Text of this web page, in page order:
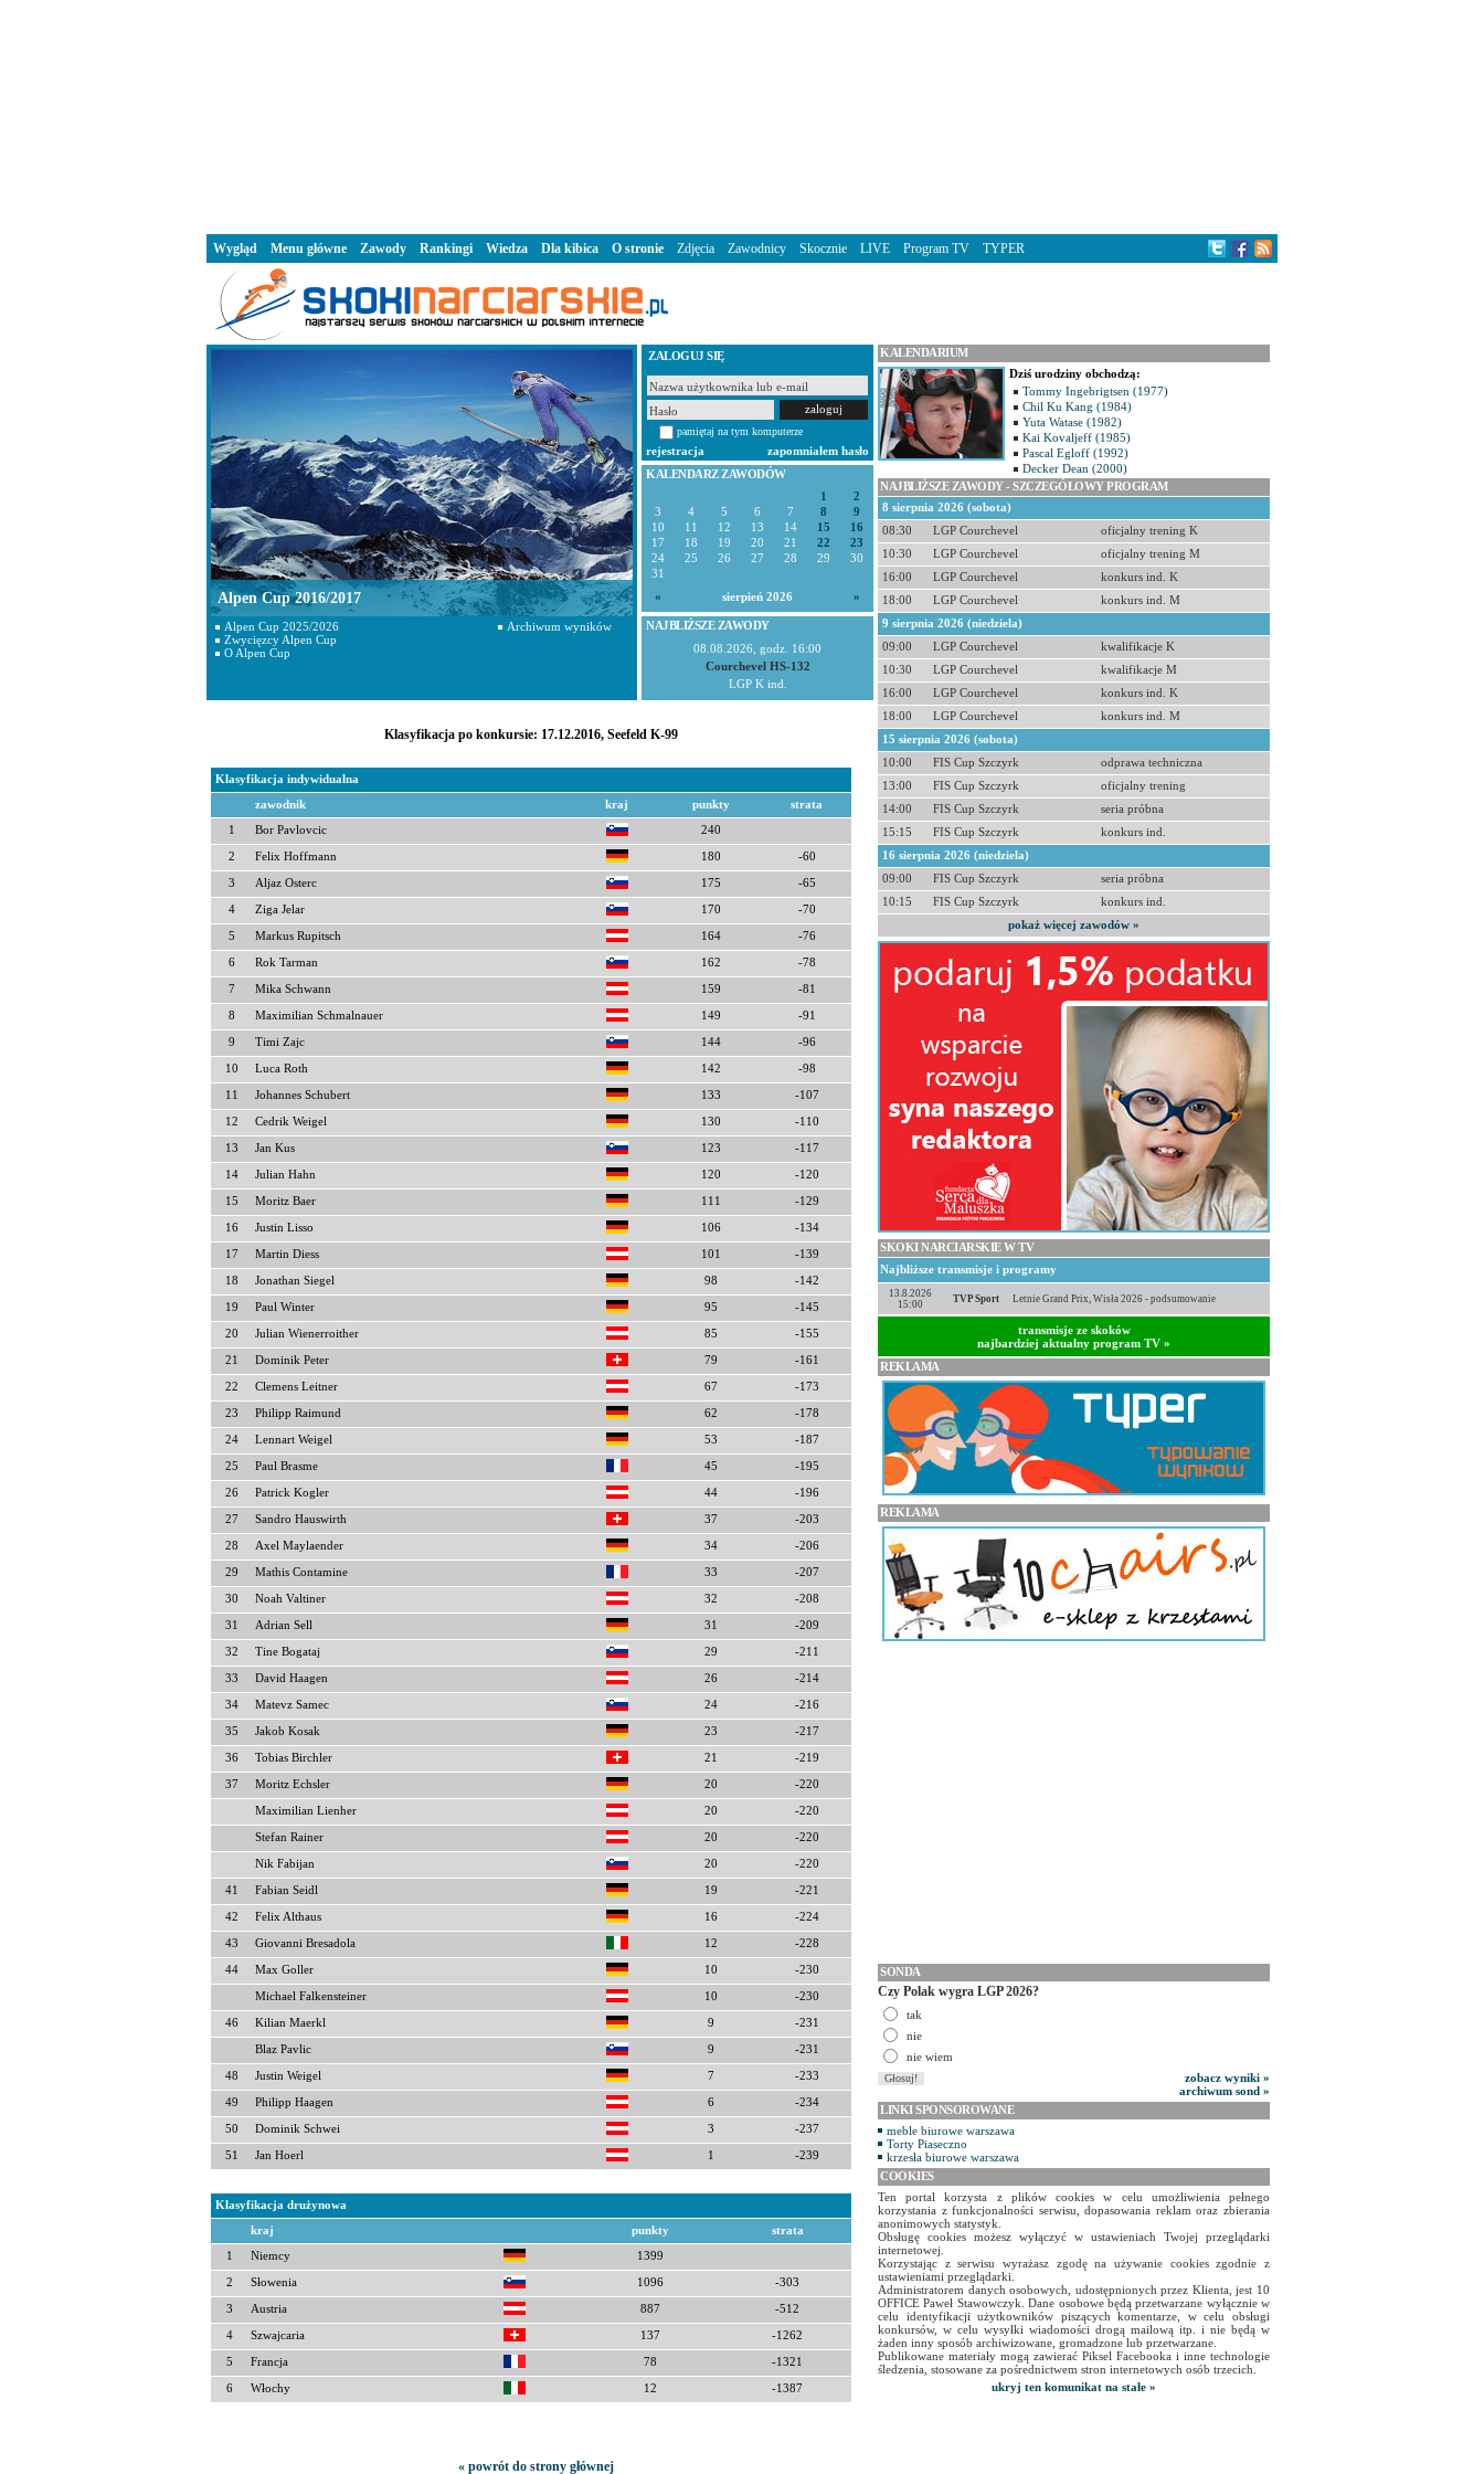
ZALOGUJ SIĘ
pamiętaj na tym komputerze
rejestracja
zapomniałem hasło
KALENDARZ ZAWODÓW
1
2
3
4 5 6 7 8
9
10
11 12 13 14 15
16
17
18 19 20 21 22
23
24
25 26 27 28 29
30
31
«
sierpień 2026 »
NAJBLIŻSZE ZAWODY
08.08.2026, godz. 16:00
Courchevel HS-132
LGP K ind.
Klasyfikacja po konkursie: 17.12.2016, Seefeld K-99
Klasyfikacja indywidualna
zawodnik kraj punkty strata
1 Bor Pavlovcic 240
2 Felix Hoffmann 180 -60
3 Aljaz Osterc 175 -65
4 Ziga Jelar 170 -70
5 Markus Rupitsch 164 -76
6 Rok Tarman 162 -78
7 Mika Schwann 159 -81
8 Maximilian Schmalnauer 149 -91
9 Timi Zajc 144 -96
10 Luca Roth 142 -98
11 Johannes Schubert 133 -107
12 Cedrik Weigel 130 -110
13 Jan Kus 123 -117
14 Julian Hahn 120 -120
15 Moritz Baer 111 -129
16 Justin Lisso 106 -134
17 Martin Diess 101 -139
18 Jonathan Siegel 98 -142
19 Paul Winter 95 -145
20 Julian Wienerroither 85 -155
21 Dominik Peter 79 -161
22 Clemens Leitner 67 -173
23 Philipp Raimund 62 -178
24 Lennart Weigel 53 -187
25 Paul Brasme 45 -195
26 Patrick Kogler 44 -196
27 Sandro Hauswirth 37 -203
28 Axel Maylaender 34 -206
29 Mathis Contamine 33 -207
30 Noah Valtiner 32 -208
31 Adrian Sell 31 -209
32 Tine Bogataj 29 -211
33 David Haagen 26 -214
34 Matevz Samec 24 -216
35 Jakob Kosak 23 -217
36 Tobias Birchler 21 -219
37 Moritz Echsler 20 -220
Maximilian Lienher 20 -220
Stefan Rainer 20 -220
Nik Fabijan 20 -220
41 Fabian Seidl 19 -221
42 Felix Althaus 16 -224
43 Giovanni Bresadola 12 -228
44 Max Goller 10 -230
Michael Falkensteiner 10 -230
46 Kilian Maerkl 9 -231
Blaz Pavlic 9 -231
48 Justin Weigel 7 -233
49 Philipp Haagen 6 -234
50 Dominik Schwei 3 -237
51 Jan Hoerl 1 -239
Klasyfikacja drużynowa
kraj punkty strata
1 Niemcy 1399
2 Słowenia 1096 -303
3 Austria 887 -512
4 Szwajcaria 137 -1262
5 Francja 78 -1321
6 Włochy 12 -1387
« powrót do strony głównej
Alpen Cup 2016/2017
Alpen Cup 2025/2026
Archiwum wyników
Zwycięzcy Alpen Cup
O Alpen Cup
KALENDARIUM
Dziś urodziny obchodzą:
Tommy Ingebrigtsen (1977)
Chil Ku Kang (1984)
Yuta Watase (1982)
Kai Kovaljeff (1985)
Pascal Egloff (1992)
Decker Dean (2000)
NAJBLIŻSZE ZAWODY - SZCZEGÓŁOWY PROGRAM
8 sierpnia 2026 (sobota)
08:30
LGP Courchevel
oficjalny trening K
10:30
LGP Courchevel
oficjalny trening M
16:00
LGP Courchevel
konkurs ind. K
18:00
LGP Courchevel
konkurs ind. M
9 sierpnia 2026 (niedziela)
09:00
LGP Courchevel
kwalifikacje K
10:30
LGP Courchevel
kwalifikacje M
16:00
LGP Courchevel
konkurs ind. K
18:00
LGP Courchevel
konkurs ind. M
15 sierpnia 2026 (sobota)
10:00
FIS Cup Szczyrk
odprawa techniczna
13:00
FIS Cup Szczyrk
oficjalny trening
14:00
FIS Cup Szczyrk
seria próbna
15:15
FIS Cup Szczyrk
konkurs ind.
16 sierpnia 2026 (niedziela)
09:00
FIS Cup Szczyrk
seria próbna
10:15
FIS Cup Szczyrk
konkurs ind.
pokaż więcej zawodów »
SKOKI NARCIARSKIE W TV
Najbliższe transmisje i programy
13.8.2026
15:00
TVP Sport Letnie Grand Prix, Wisła 2026 - podsumowanie
transmisje ze skoków
najbardziej aktualny program TV »
REKLAMA
REKLAMA
SONDA
Czy Polak wygra LGP 2026?
tak
nie
nie wiem
zobacz wyniki »
archiwum sond »
LINKI SPONSOROWANE
meble biurowe warszawa
Torty Piaseczno
krzesła biurowe warszawa
COOKIES
Ten portal korzysta z plików cookies w celu umożliwienia pełnego
korzystania z funkcjonalności serwisu, dopasowania reklam oraz zbierania
anonimowych statystyk.
Obsługę cookies możesz wyłączyć w ustawieniach Twojej przeglądarki
internetowej.
Korzystając z serwisu wyrażasz zgodę na używanie cookies zgodnie z
ustawieniami przeglądarki.
Administratorem danych osobowych, udostępnionych przez Klienta, jest 10
OFFICE Paweł Stawowczyk. Dane osobowe będą przetwarzane wyłącznie w
celu identyfikacji użytkowników piszących komentarze, w celu obsługi
konkursów, w celu wysyłki wiadomości drogą mailową itp. i nie będą w
żaden inny sposób archiwizowane, gromadzone lub przetwarzane.
Publikowane materiały mogą zawierać Piksel Facebooka i inne technologie
śledzenia, stosowane za pośrednictwem stron internetowych osób trzecich.
ukryj ten komunikat na stałe »
Wygląd Menu główne Zawody Rankingi Wiedza Dla kibica O stronie Zdjęcia Zawodnicy Skocznie LIVE Program TV TYPER